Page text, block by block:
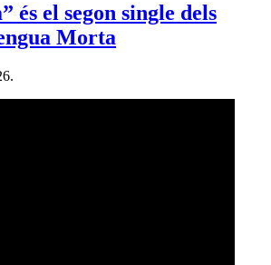
és el segon single dels
Morta
.